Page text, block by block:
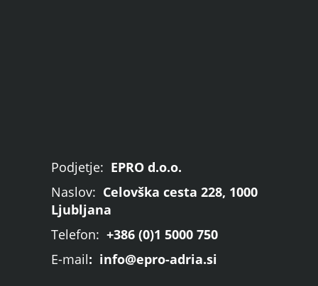
Podjetje: EPRO d.o.o.
Naslov: Celovška cesta 228, 1000
Ljubljana
Telefon: +386 (0)1 5000 750
E-mail: info@epro-adria.si